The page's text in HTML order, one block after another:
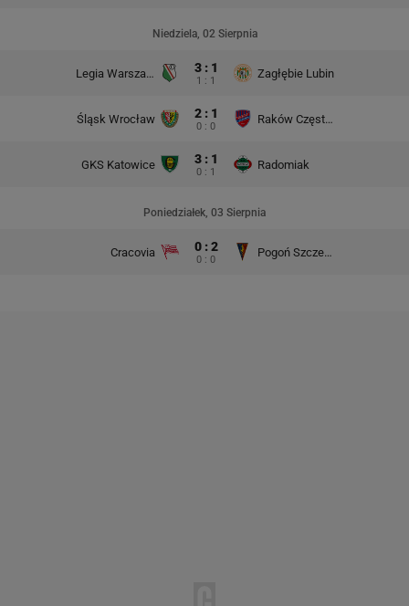
Niedziela, 02 Sierpnia
Legia Warszawa 3 : 1
1 : 1
Zagłębie Lubin
Śląsk Wrocław 2 : 1
0 : 0
Raków Częstochowa
GKS Katowice 3 : 1
0 : 1
Radomiak
Poniedziałek, 03 Sierpnia
Cracovia 0 : 2
0 : 0
Pogoń Szczecin